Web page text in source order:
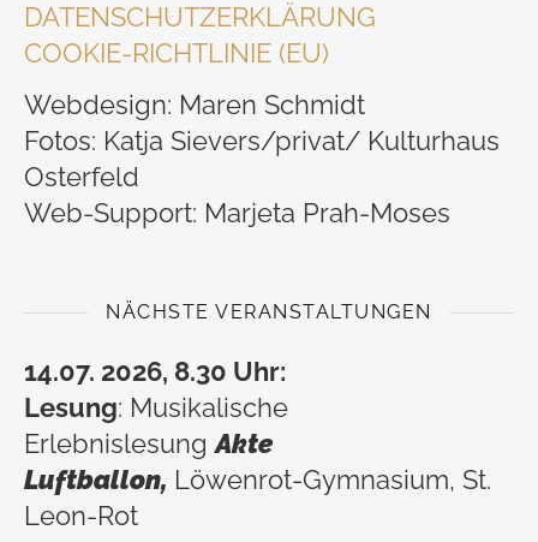
DATENSCHUTZERKLÄRUNG
COOKIE-RICHTLINIE (EU)
Webdesign: Maren Schmidt
Fotos: Katja Sievers/privat/ Kulturhaus
Osterfeld
Web-Support: Marjeta Prah-Moses
NÄCHSTE VERANSTALTUNGEN
14.07. 2026, 8.30 Uhr:
Lesung: Musikalische
ErlebnislesungAkte
Luftballon, Löwenrot-Gymnasium, St.
Leon-Rot